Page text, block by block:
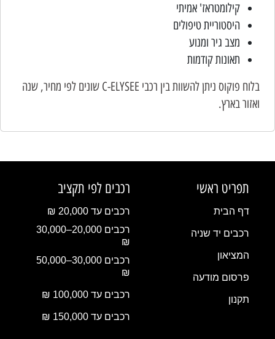
קילומטראז' אמיתי
היסטוריית טיפולים
מצב גיר ומנוע
תאונות קודמות
בלוח פוקוס ניתן להשוות בין רכבי C-ELYSEE שונים לפי מחיר, שנה
ואזור בארץ.
תפריט ראשי
דף הבית
רכבים יד שניה
המציאון
פרסום מודעה
תקנון
רכבים לפי תקציב
רכבים עד 20,000 ₪
רכבים 20,000–30,000
₪
רכבים 30,000–50,000
₪
רכבים עד 100,000 ₪
רכבים עד 150,000 ₪